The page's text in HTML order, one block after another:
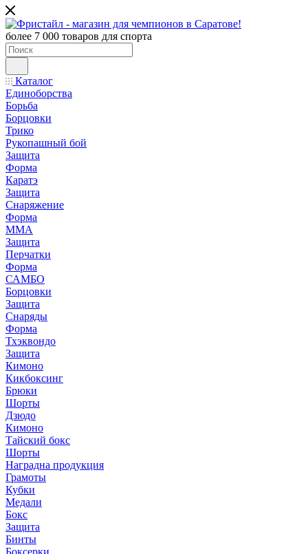
более 7 000 товаров для спорта
Каталог
Единоборства
Борьба
Борцовки
Трико
Рукопашный бой
Защита
Форма
Каратэ
Защита
Снаряжение
Форма
ММА
Защита
Перчатки
Форма
САМБО
Борцовки
Защита
Снаряды
Форма
Тхэквондо
Защита
Кимоно
Кикбоксинг
Брюки
Шорты
Дзюдо
Кимоно
Тайский бокс
Шорты
Наградна продукция
Грамоты
Кубки
Медали
Бокс
Защита
Бинты
Боксерки